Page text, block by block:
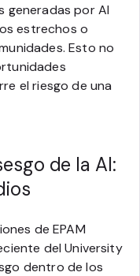
generadas por AI
estrechos o
Esto no
el riesgo de una
de la AI:
de EPAM
del University
dentro de los